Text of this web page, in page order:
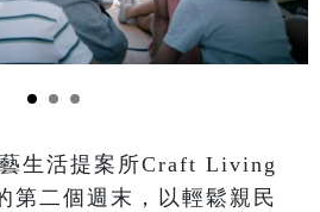
藝生活提案所Craft Living
第二個週末，以輕鬆親民